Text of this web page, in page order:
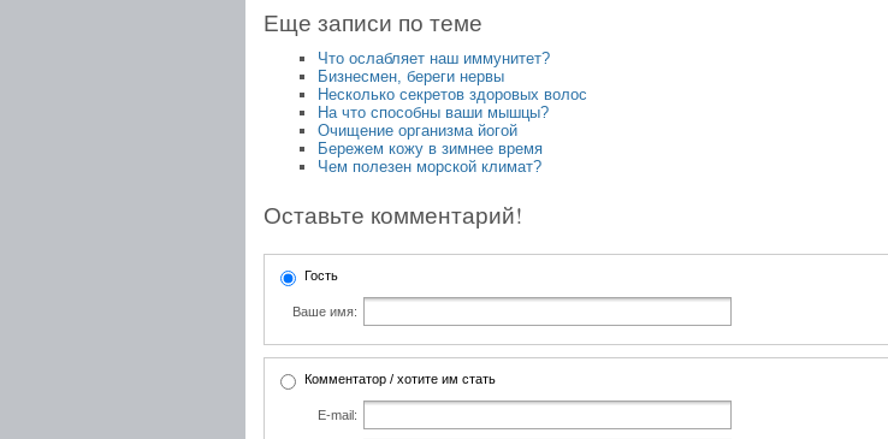
Еще записи по теме
Что ослабляет наш иммунитет?
Бизнесмен, береги нервы
Несколько секретов здоровых волос
На что способны ваши мышцы?
Очищение организма йогой
Бережем кожу в зимнее время
Чем полезен морской климат?
Оставьте комментарий!
Гость
Ваше имя:
Комментатор / хотите им стать
E-mail: